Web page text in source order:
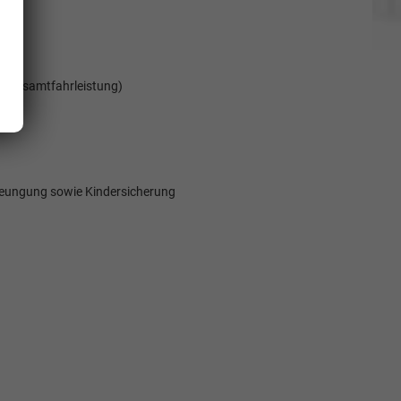
Gesamtfahrleistung)
sowie Kindersicherung